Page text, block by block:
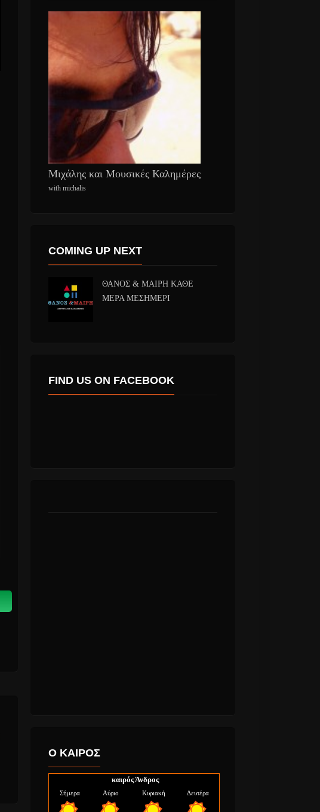
Μιχάλης και Μουσικές Καλημέρες
with michalis
COMING UP NEXT
ΘΑΝΟΣ & ΜΑΙΡΗ ΚΑΘΕ
ΜΕΡΑ ΜΕΣΗΜΕΡΙ
FIND US ON FACEBOOK
Ο ΚΑΙΡΟΣ
καιρός Άνδρος